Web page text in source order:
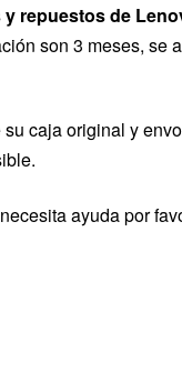
repuestos de
son 3 meses, se
caja original y
ayuda por